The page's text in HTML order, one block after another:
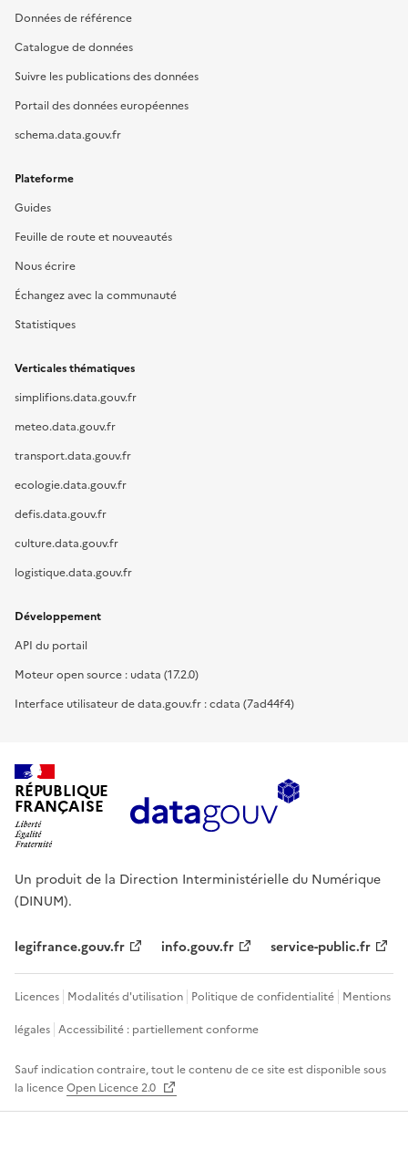
Données de référence
Catalogue de données
Suivre les publications des données
Portail des données européennes
schema.data.gouv.fr
Plateforme
Guides
Feuille de route et nouveautés
Nous écrire
Échangez avec la communauté
Statistiques
Verticales thématiques
simplifions.data.gouv.fr
meteo.data.gouv.fr
transport.data.gouv.fr
ecologie.data.gouv.fr
defis.data.gouv.fr
culture.data.gouv.fr
logistique.data.gouv.fr
Développement
API du portail
Moteur open source : udata (17.2.0)
Interface utilisateur de data.gouv.fr : cdata (7ad44f4)
RÉPUBLIQUE
FRANÇAISE
Un produit de la Direction Interministérielle du Numérique
(DINUM).
legifrance.gouv.fr info.gouv.fr service-public.fr
Licences Modalités d'utilisation Politique de confidentialité Mentions
légales Accessibilité : partiellement conforme
Sauf indication contraire, tout le contenu de ce site est disponible sous
la licenceOpen Licence 2.0